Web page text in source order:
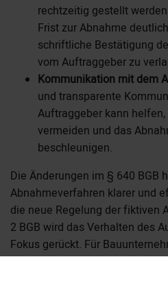
rechtzeitig gestellt
Frist zur Abnahme
schriftliche Bestätigung
vom Auftraggeber zu
Kommunikation mit dem
und transparente
Auftraggeber kann
vermeiden und das
beschleunigen.
Die Änderungen im § 640 BGB
Abnahmeverfahren klarer und
die neue Regelung der fiktiven
2 BGB wird das Verhalten des
Fokus gerückt. Für
sie sich auf eine sorgfältige